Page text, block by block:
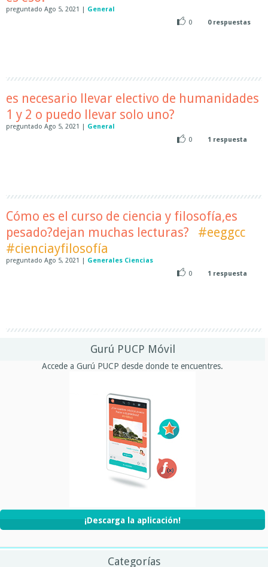
preguntado Ago 5, 2021 | General
0
0respuestas
es necesario llevar electivo de humanidades
1 y 2 o puedo llevar solo uno?
preguntado Ago 5, 2021 | General
0
1 respuesta
Cómo es el curso de ciencia y filosofía,es
pesado?dejan muchas lecturas?
#eeggcc
#cienciayfilosofía
preguntado Ago 5, 2021 | Generales Ciencias
0
1 respuesta
Gurú PUCP Móvil
Accede a Gurú PUCP desde donde te encuentres.
¡Descarga la aplicación!
Categorías